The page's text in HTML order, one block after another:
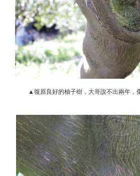
▲復原良好的柚子樹，大哥說不出兩年，